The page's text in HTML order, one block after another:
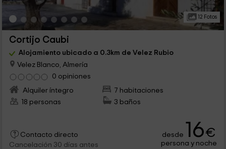
12 Fotos
Cortijo Caubi
Alojamiento ubicado a 0.3km de Velez Rubio
Velez Blanco, Almería
0 opiniones
Alquiler íntegro
7 habitaciones
18 personas
3 baños
Contacto directo
Cancelación 30 días antes
desde 16€
persona y noche